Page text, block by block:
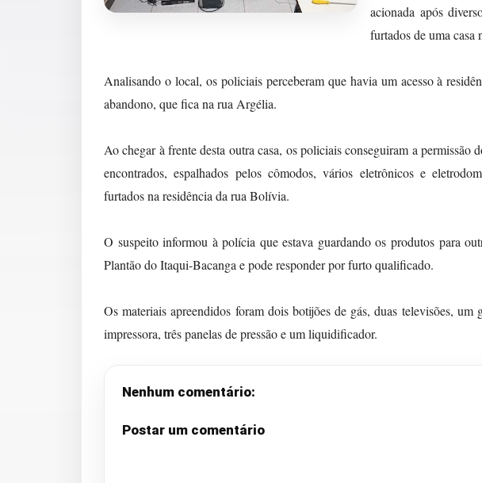
acionada após
furtados de uma
Analisando o local, os policiais perceberam que havia um acesso à
abandono, que fica na rua Argélia.
Ao chegar à frente desta outra casa, os policiais conseguiram a permissão
encontrados, espalhados pelos cômodos, vários eletrônicos e
furtados na residência da rua Bolívia.
O suspeito informou à polícia que estava guardando os produtos para
Plantão do Itaqui-Bacanga e pode responder por furto qualificado.
Os materiais apreendidos foram dois botijões de gás, duas televisões,
impressora, três panelas de pressão e um liquidificador.
Nenhum comentário:
Postar um comentário